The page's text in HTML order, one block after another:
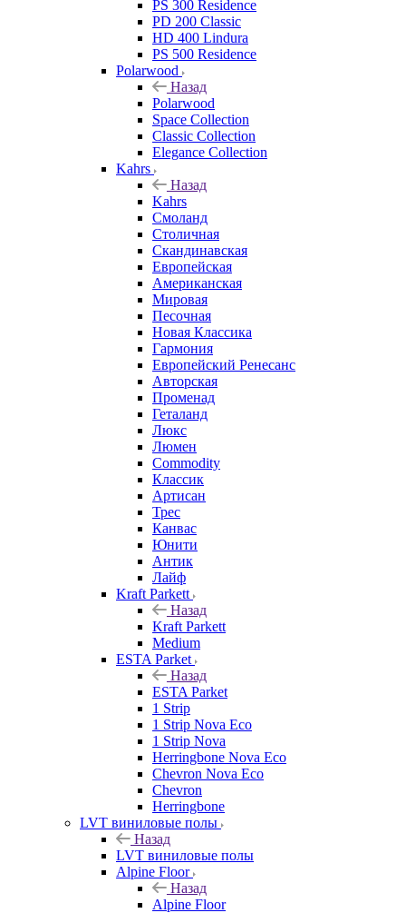
PS 300 Residence
PD 200 Classic
HD 400 Lindura
PS 500 Residence
Polarwood
Назад
Polarwood
Space Collection
Classic Collection
Elegance Collection
Kahrs
Назад
Kahrs
Смоланд
Столичная
Скандинавская
Европейская
Американская
Мировая
Песочная
Новая Классика
Гармония
Европейский Ренесанс
Авторская
Променад
Геталанд
Люкс
Люмен
Commodity
Классик
Артисан
Трес
Канвас
Юнити
Антик
Лайф
Kraft Parkett
Назад
Kraft Parkett
Medium
ESTA Parket
Назад
ESTA Parket
1 Strip
1 Strip Nova Eco
1 Strip Nova
Herringbone Nova Eco
Chevron Nova Eco
Chevron
Herringbone
LVT виниловые полы
Назад
LVT виниловые полы
Alpine Floor
Назад
Alpine Floor